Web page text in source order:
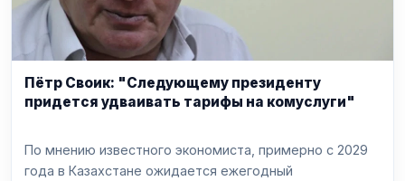
Пётр Своик: "Следующему президенту
придется удваивать тарифы на комуслуги"
По мнению известного экономиста, примерно с 2029
года в Казахстане ожидается ежегодный